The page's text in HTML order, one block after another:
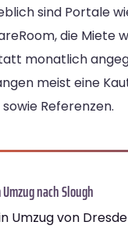
sind Portale
die Miete
monatlich
meist eine
Referenzen.
nach Slough
Umzug von